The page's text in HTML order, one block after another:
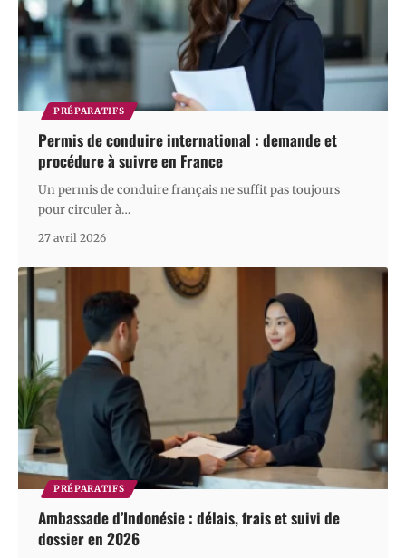
PRÉPARATIFS
Permis de conduire international : demande et
procédure à suivre en France
Un permis de conduire français ne suffit pas toujours
pour circuler à…
27 avril 2026
PRÉPARATIFS
Ambassade d’Indonésie : délais, frais et suivi de
dossier en 2026